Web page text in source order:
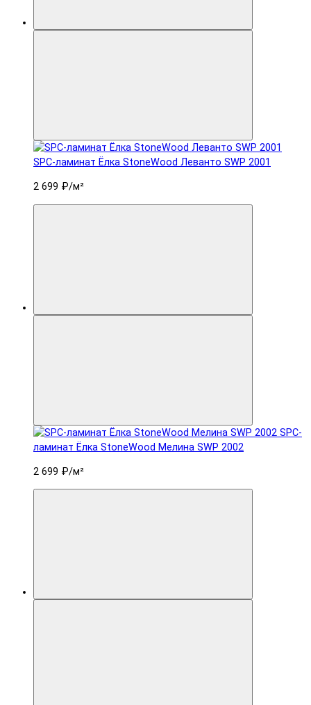
SPC-ламинат Ëлка StoneWood Леванто SWP 2001
2 699 ₽/м²
SPC-
ламинат Ëлка StoneWood Мелина SWP 2002
2 699 ₽/м²